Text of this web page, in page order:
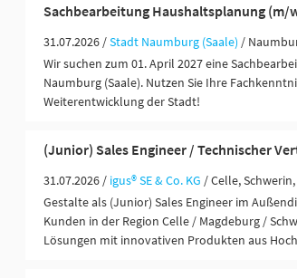
Sachbearbeitung Haushaltsplanung (m/
31.07.2026 /Stadt Naumburg (Saale) /
Wir suchen zum 01. April 2027 eine
Naumburg (Saale). Nutzen Sie Ihre
Weiterentwicklung der Stadt!
(Junior) Sales Engineer / Technischer
31.07.2026 / igus® SE & Co. KG / Celle,
Gestalte als (Junior) Sales Engineer im
Kunden in der Region Celle / Magdeburg /
Lösungen mit innovativen Produkten aus